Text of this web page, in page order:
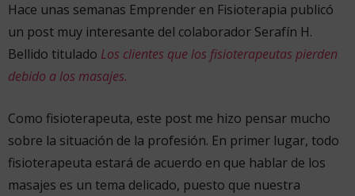
Hace unas semanas Emprender en Fisioterapia publicó
un post muy interesante del colaborador Serafín H.
Bellido titulado Los clientes que los fisioterapeutas pierden
debido a los masajes.
Como fisioterapeuta, este post me hizo pensar mucho
sobre la situación de la profesión. En primer lugar, todo
fisioterapeuta estará de acuerdo en que hablar de los
masajes es un tema delicado, puesto que nuestra